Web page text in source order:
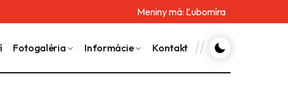
Meniny má: Ľubomíra
Fotogaléria Informácie Kontakt